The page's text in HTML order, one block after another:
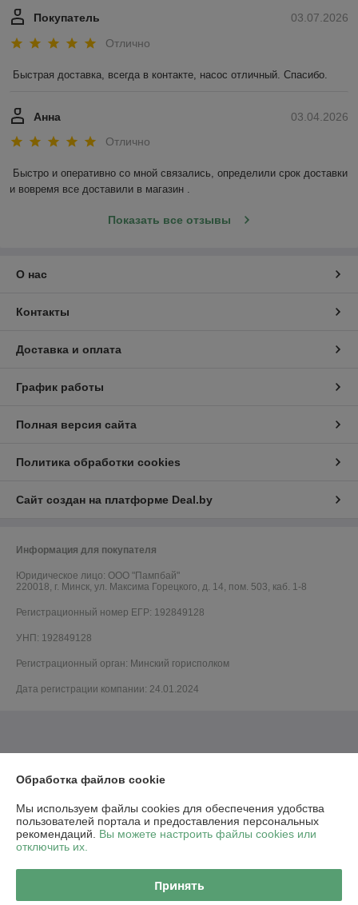
03.07.2026
Покупатель
Отлично
Быстрая доставка, всегда в контакте, насос отличный. Спасибо.
03.04.2026
Анна
Отлично
Быстро и оперативно со мной связались, определили срок доставки
и вовремя все доставили в магазин .
Показать все отзывы
О нас
Контакты
Доставка и оплата
График работы
Полная версия сайта
Политика обработки cookies
Сайт создан на платформе Deal.by
Информация для покупателя
Юридическое лицо: ООО "Пампбай"
220018, г. Минск, ул. Максима Горецкого, д. 14, пом. 503, каб. 1-8
Регистрационный номер ЕГР: 192849128
УНП: 192849128
Регистрационный орган: Минский горисполком
Дата регистрации компании: 24.01.2024
Обработка файлов cookie
Мы используем файлы cookies для обеспечения удобства
пользователей портала и предоставления персональных
рекомендаций. Вы можете настроить файлы cookies или
отключить их.
Принять